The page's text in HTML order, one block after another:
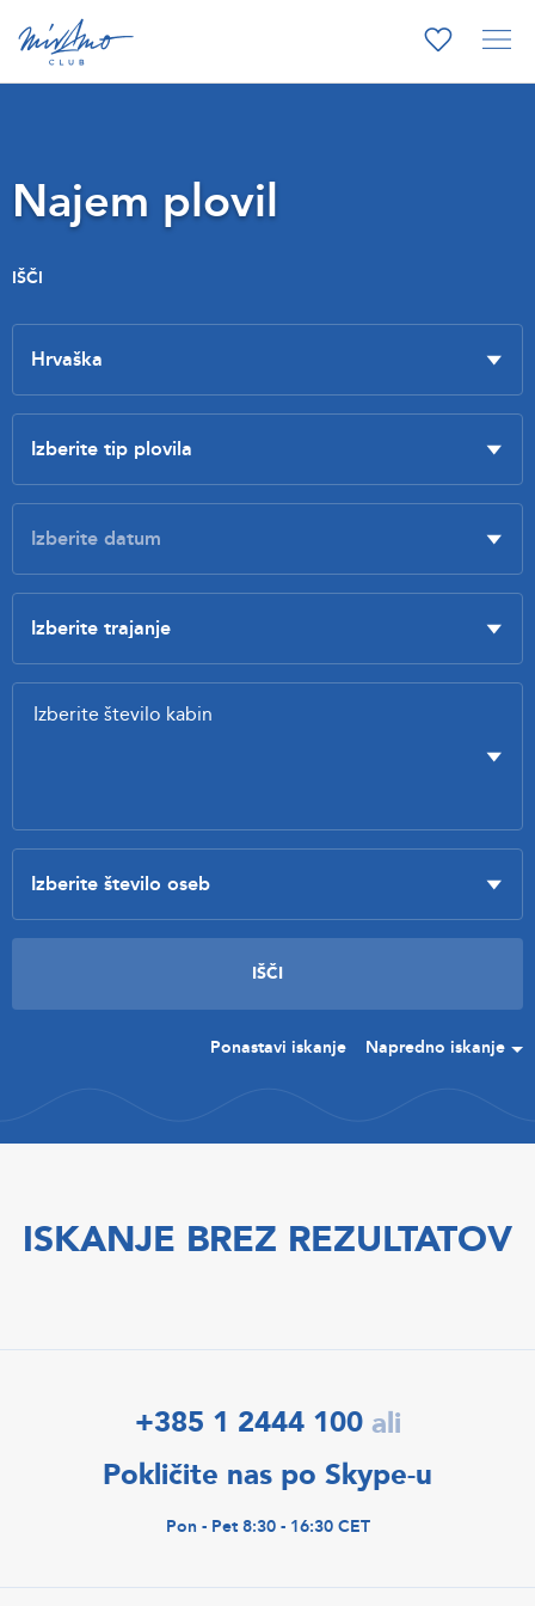
Najem plovil
IŠČI
Ponastavi iskanje Napredno iskanje
ISKANJE BREZ REZULTATOV
+385 1 2444 100 ali
Pokličite nas po Skype-u
Pon - Pet 8:30 - 16:30 CET